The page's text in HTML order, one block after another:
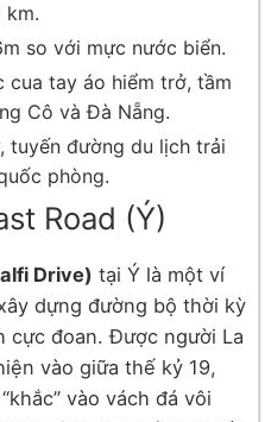
km.
so với mực nước biển.
cua tay áo hiểm trở, tầm
Cô và Đà Nẵng.
tuyến đường du lịch trải
phòng.
Road (Ý)
Drive) tại Ý là một ví
dựng đường bộ thời kỳ
cực đoan. Được người La
vào giữa thế kỷ 19,
vào vách đá vôi